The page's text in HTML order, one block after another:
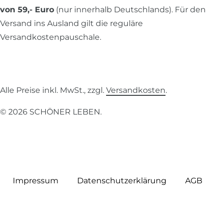
von 59,- Euro (nur innerhalb Deutschlands). Für den
Versand ins Ausland gilt die reguläre
Versandkostenpauschale.
Alle Preise inkl. MwSt., zzgl. Versandkosten.
© 2026 SCHÖNER LEBEN.
Impressum Daten­schutz­erklärung AGB